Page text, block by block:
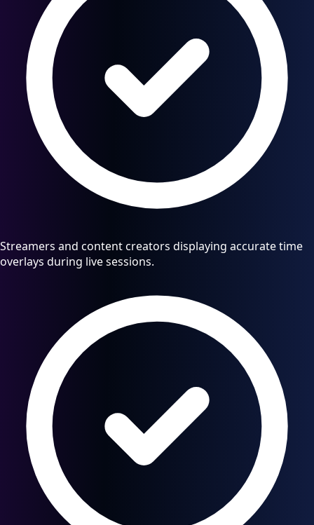
Streamers and content creators displaying accurate time
overlays during live sessions.